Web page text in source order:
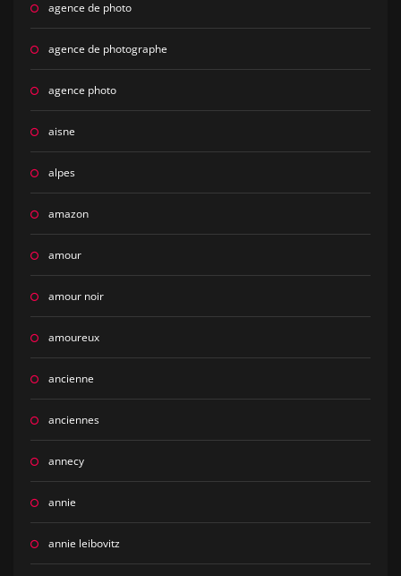
agence de photo
agence de photographe
agence photo
aisne
alpes
amazon
amour
amour noir
amoureux
ancienne
anciennes
annecy
annie
annie leibovitz